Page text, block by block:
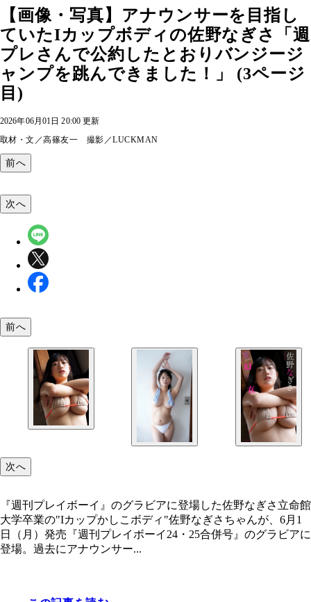
【画像・写真】アナウンサーを目指し
ていたIカップボディの佐野なぎさ「週
プレさんで公約したとおりバンジージ
ャンプを跳んできました！」 (3ページ
目)
2026年06月01日 20:00 更新
取材・文／高篠友一 撮影／LUCKMAN
前へ
次へ
前へ
次へ
『週刊プレイボーイ』のグラビアに登場した佐野なぎさ立命館
大学卒業の"Iカップかしこボディ"佐野なぎさちゃんが、6月1
日（月）発売『週刊プレイボーイ24・25合併号』のグラビアに
登場。過去にアナウンサー...